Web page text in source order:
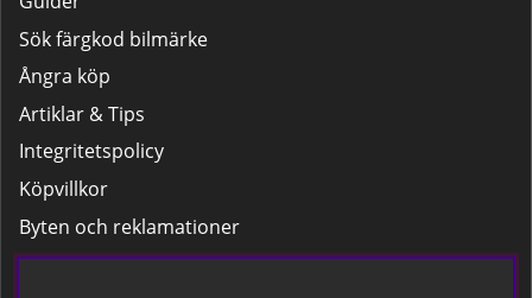
Sök färgkod bilmärke
Ångra köp
Artiklar & Tips
Integritetspolicy
Köpvillkor
Byten och reklamationer
Leverans